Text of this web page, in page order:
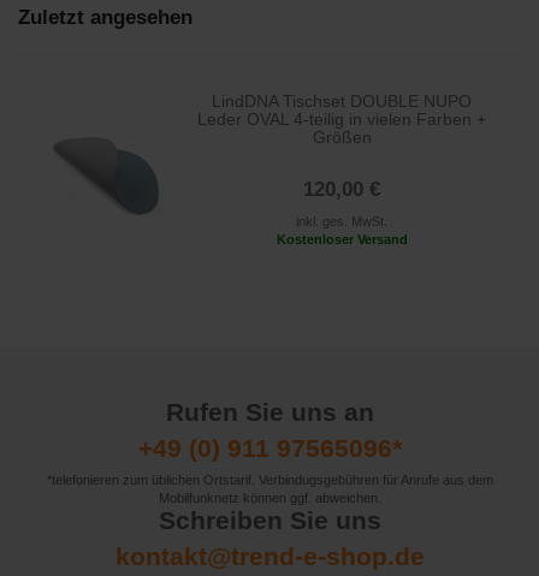
Zuletzt angesehen
LindDNA Tischset DOUBLE NUPO
Leder OVAL 4-teilig in vielen Farben +
Größen
120,00 €
inkl. ges. MwSt.
Kostenloser Versand
Rufen Sie uns an
+49 (0) 911 97565096*
*telefonieren zum üblichen Ortstarif. Verbindugsgebühren für Anrufe aus dem
Mobilfunknetz können ggf. abweichen.
Schreiben Sie uns
kontakt@trend-e-shop.de